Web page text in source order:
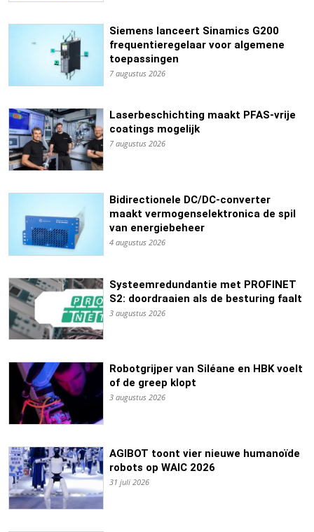
Siemens lanceert Sinamics G200
frequentieregelaar voor algemene
toepassingen
7 augustus 2026
Laserbeschichting maakt PFAS-vrije
coatings mogelijk
7 augustus 2026
Bidirectionele DC/DC-converter
maakt vermogenselektronica de spil
van energiebeheer
4 augustus 2026
Systeemredundantie met PROFINET
S2: doordraaien als de besturing faalt
3 augustus 2026
Robotgrijper van Siléane en HBK voelt
of de greep klopt
3 augustus 2026
AGIBOT toont vier nieuwe humanoïde
robots op WAIC 2026
31 juli 2026